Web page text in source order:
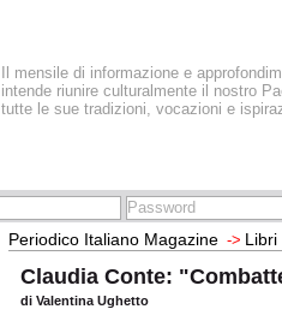
Il mensile di informazione e
intende riunire culturalmente il nostro
tutte le sue tradizioni, vocazioni e
Periodico Italiano Magazine -> Libri
Claudia Conte:
di Valentina Ughetto